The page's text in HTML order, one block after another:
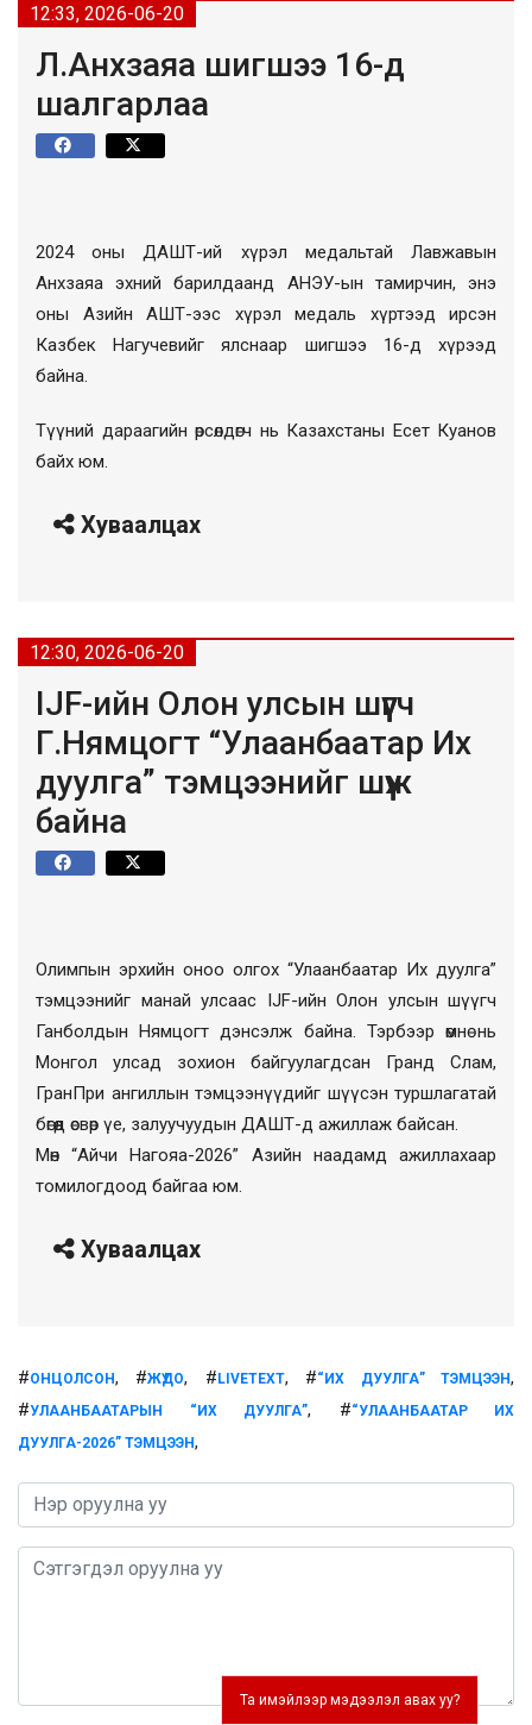
12:33, 2026-06-20
Л.Анхзаяа шигшээ 16-д
шалгарлаа
2024 оны ДАШТ-ий хүрэл медальтай Лавжавын
Анхзаяа эхний барилдаанд АНЭУ-ын тамирчин, энэ
оны Азийн АШТ-ээс хүрэл медаль хүртээд ирсэн
Казбек Нагучевийг ялснаар шигшээ 16-д хүрээд
байна.
Түүний дараагийн өрсөлдөгч нь Казахстаны Есет Куанов
байх юм.
Хуваалцах
12:30, 2026-06-20
IJF-ийн Олон улсын шүүгч
Г.Нямцогт “Улаанбаатар Их
дуулга” тэмцээнийг шүүж
байна
Олимпын эрхийн оноо олгох “Улаанбаатар Их дуулга”
тэмцээнийг манай улсаас IJF-ийн Олон улсын шүүгч
Ганболдын Нямцогт дэнсэлж байна. Тэрбээр өмнө нь
Монгол улсад зохион байгуулагдсан Гранд Слам,
ГранПри ангиллын тэмцээнүүдийг шүүсэн туршлагатай
бөгөөд өсвөр үе, залуучуудын ДАШТ-д ажиллаж байсан.
Мөн “Айчи Нагояа-2026” Азийн наадамд ажиллахаар
томилогдоод байгаа юм.
Хуваалцах
#ОНЦОЛСОН, #ЖҮДО, #LIVETEXT, #“ИХ ДУУЛГА” ТЭМЦЭЭН,
#УЛААНБААТАРЫН “ИХ ДУУЛГА”, #“УЛААНБААТАР ИХ
ДУУЛГА-2026” ТЭМЦЭЭН,
0 / 1000
Та имэйлээр мэдээлэл авах уу?